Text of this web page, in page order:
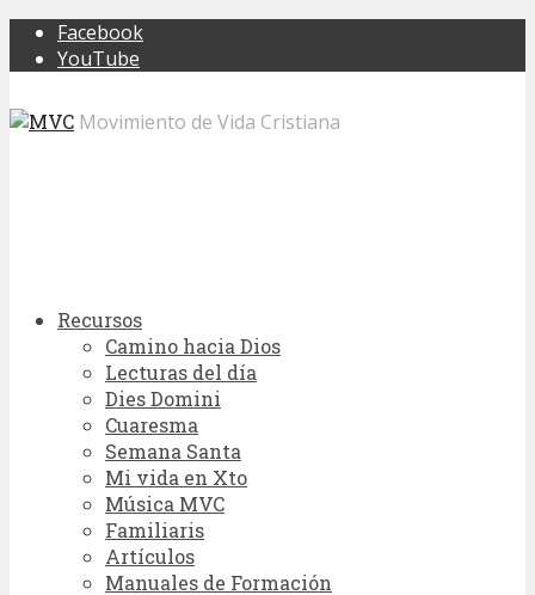
Facebook
YouTube
Movimiento de Vida Cristiana
Recursos
Camino hacia Dios
Lecturas del día
Dies Domini
Cuaresma
Semana Santa
Mi vida en Xto
Música MVC
Familiaris
Artículos
Manuales de Formación